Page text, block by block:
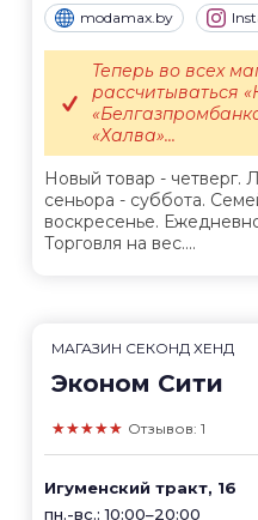
modamax.by
Новый товар - четверг.
сеньора - суббота.
воскресенье.
Торговля на вес....
Теперь во всех
рассчитываться
«Халва»...
МАГАЗИН СЕКОНД ХЕНД
Эконом Сити
★★★★★ Отзывов: 1
Игуменский тракт, 16
пн.-вс.: 10:00–20:00